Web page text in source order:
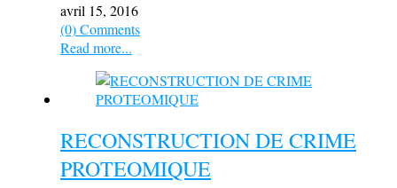
avril 15, 2016
(0) Comments
Read more...
RECONSTRUCTION DE CRIME
PROTEOMIQUE